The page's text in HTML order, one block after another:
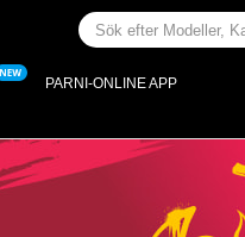
PARNI-ONLINE APP